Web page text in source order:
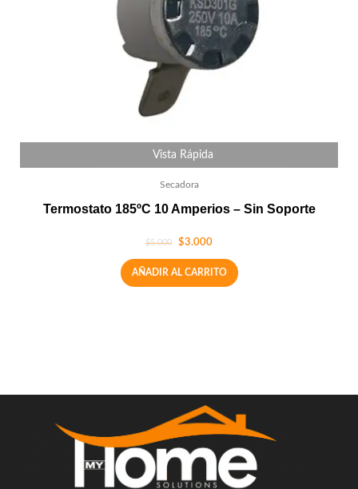
Vista Rápida
Secadora
Termostato 185ºC 10 Amperios – Sin Soporte
$5.000 $3.000
AÑADIR AL CARRITO